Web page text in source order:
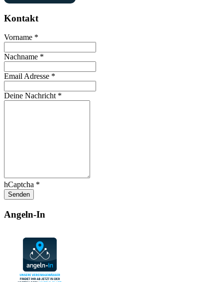
Kontakt
Vorname *
Nachname *
Email Adresse *
Deine Nachricht *
hCaptcha *
Senden
Angeln-In